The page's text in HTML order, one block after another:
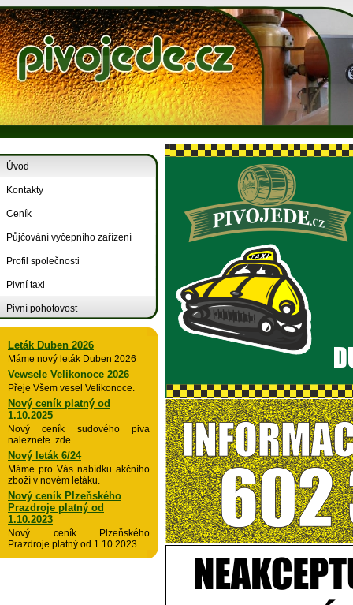
Úvod
Kontakty
Ceník
Půjčování vyčepního zařízení
Profil společnosti
Pivní taxi
Pivní pohotovost
Leták Duben 2026
Máme nový leták Duben 2026
Vewsele Velikonoce 2026
Přeje Všem vesel Velikonoce.
Nový ceník platný od
1.10.2025
Nový ceník sudového piva
naleznete zde.
Nový leták 6/24
Máme pro Vás nabídku akčního
zboží v novém letáku.
Nový ceník Plzeňského
Prazdroje platný od
1.10.2023
Nový ceník Plzeňského
Prazdroje platný od 1.10.2023